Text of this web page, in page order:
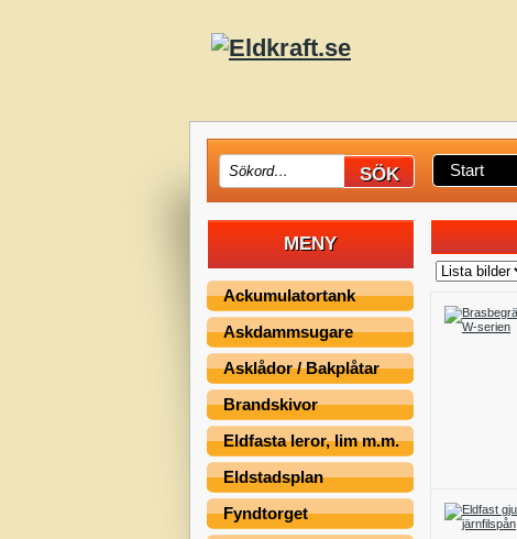
Start
MENY
Ackumulatortank
Askdammsugare
Asklådor / Bakplåtar
Brandskivor
Eldfasta leror, lim m.m.
Eldstadsplan
Fyndtorget